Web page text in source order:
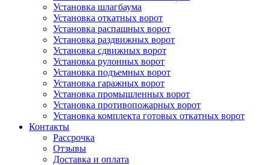
Установка шлагбаума
Установка откатных ворот
Установка распашных ворот
Установка раздвижных ворот
Установка сдвижных ворот
Установка рулонных ворот
Установка подъемных ворот
Установка гаражных ворот
Установка промышленных ворот
Установка противопожарных ворот
Установка комплекта готовых откатных ворот
Контакты
Рассрочка
Отзывы
Доставка и оплата